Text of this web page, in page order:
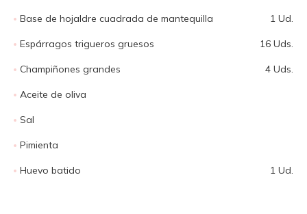
Base de hojaldre cuadrada de mantequilla 1 Ud.
Espárragos trigueros gruesos 16 Uds.
Champiñones grandes 4 Uds.
Aceite de oliva
Sal
Pimienta
Huevo batido 1 Ud.